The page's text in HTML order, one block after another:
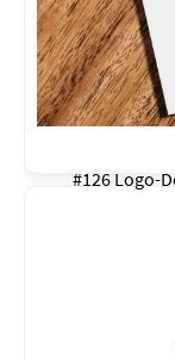
#126 Logo-